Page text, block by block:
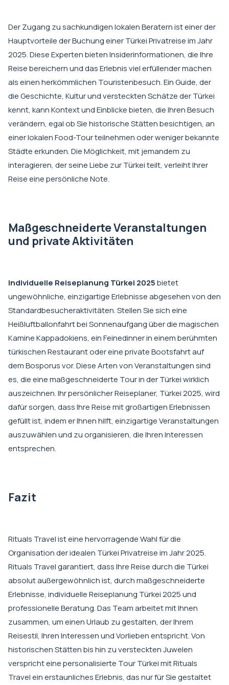
Der Zugang zu sachkundigen lokalen Beratern ist einer der
Hauptvorteile der Buchung einer Türkei Privatreise im Jahr
2025. Diese Experten bieten Insiderinformationen, die Ihre
Reise bereichern und das Erlebnis viel erfüllender machen
als einen herkömmlichen Touristenbesuch. Ein Guide, der
die Geschichte, Kultur und versteckten Schätze der Türkei
kennt, kann Kontext und Einblicke bieten, die Ihren Besuch
verändern, egal ob Sie historische Stätten besichtigen, an
einer lokalen Food-Tour teilnehmen oder weniger bekannte
Städte erkunden. Die Möglichkeit, mit jemandem zu
interagieren, der seine Liebe zur Türkei teilt, verleiht Ihrer
Reise eine persönliche Note.
Maßgeschneiderte Veranstaltungen
und private Aktivitäten
Individuelle Reiseplanung Türkei 2025bietet
ungewöhnliche, einzigartige Erlebnisse abgesehen von den
Standardbesucheraktivitäten. Stellen Sie sich eine
Heißluftballonfahrt bei Sonnenaufgang über die magischen
Kamine Kappadokiens, ein Feinedinner in einem berühmten
türkischen Restaurant oder eine private Bootsfahrt auf
dem Bosporus vor. Diese Arten von Veranstaltungen sind
es, die eine maßgeschneiderte Tour in der Türkei wirklich
auszeichnen. Ihr persönlicher Reiseplaner, Türkei 2025, wird
dafür sorgen, dass Ihre Reise mit großartigen Erlebnissen
gefüllt ist, indem er Ihnen hilft, einzigartige Veranstaltungen
auszuwählen und zu organisieren, die Ihren Interessen
entsprechen.
Fazit
Rituals Travel ist eine hervorragende Wahl für die
Organisation der idealen Türkei Privatreise im Jahr 2025.
Rituals Travel garantiert, dass Ihre Reise durch die Türkei
absolut außergewöhnlich ist, durch maßgeschneiderte
Erlebnisse, individuelle Reiseplanung Türkei 2025 und
professionelle Beratung. Das Team arbeitet mit Ihnen
zusammen, um einen Urlaub zu gestalten, der Ihrem
Reisestil, Ihren Interessen und Vorlieben entspricht. Von
historischen Stätten bis hin zu versteckten Juwelen
verspricht eine personalisierte Tour Türkei mit Rituals
Travel ein erstaunliches Erlebnis, das nur für Sie gestaltet